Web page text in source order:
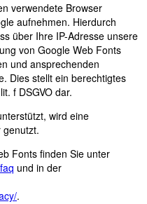
verwendete Browser
aufnehmen. Hierdurch
über Ihre IP-Adresse unsere
von Google Web Fonts
und ansprechenden
Dies stellt ein berechtigtes
f DSGVO dar.
wird eine
Fonts finden Sie unter
und in der
.